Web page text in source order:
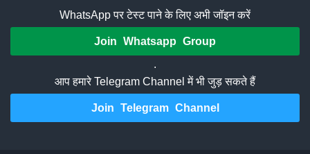
WhatsApp पर टेस्ट पाने के लिए अभी जॉइन करें
Join Whatsapp Group
.
आप हमारे Telegram Channel में भी जुड़ सकते हैं
Join Telegram Channel